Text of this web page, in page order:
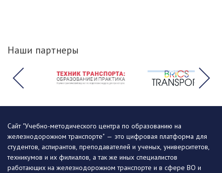
Наши партнеры
Сайт "Учебно-методического центра по образованию на
железнодорожном транспорте" — это цифровая платформа для
студентов, аспирантов, преподавателей и ученых, университетов,
техникумов и их филиалов, а так же иных специалистов
работающих на железнодорожном транспорте и в сфере ВО и